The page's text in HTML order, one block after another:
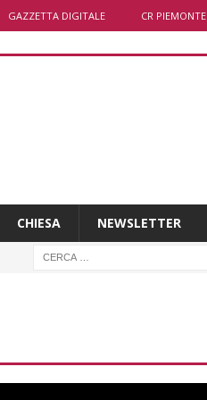
GAZZETTA DIGITALE CR PIEMONTE
CHIESA NEWSLETTER